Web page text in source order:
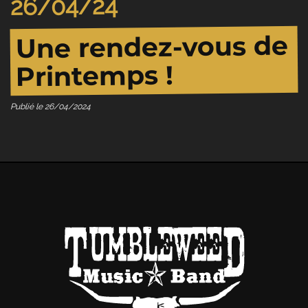
26/04/24
Une rendez-vous de
Printemps !
Publié le 26/04/2024